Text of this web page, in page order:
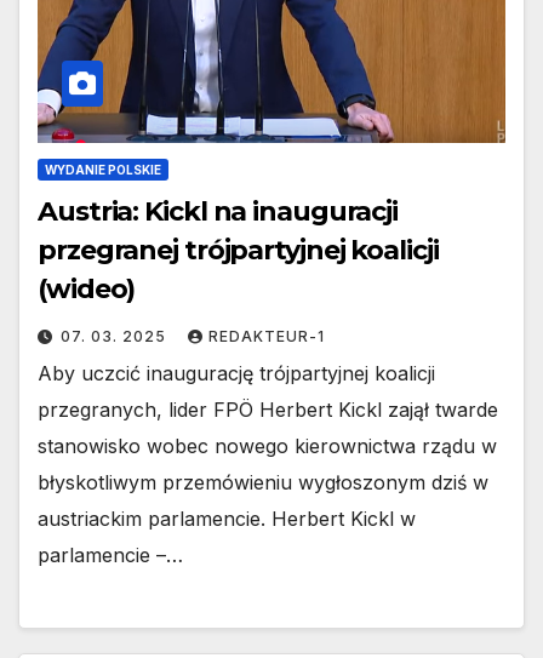
WYDANIE POLSKIE
Austria: Kickl na inauguracji
przegranej trójpartyjnej koalicji
(wideo)
07. 03. 2025 REDAKTEUR-1
Aby uczcić inaugurację trójpartyjnej koalicji
przegranych, lider FPÖ Herbert Kickl zajął twarde
stanowisko wobec nowego kierownictwa rządu w
błyskotliwym przemówieniu wygłoszonym dziś w
austriackim parlamencie. Herbert Kickl w
parlamencie –…